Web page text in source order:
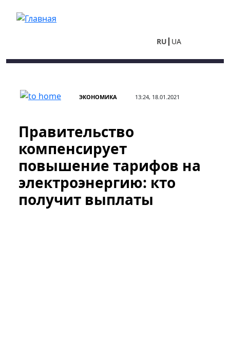
RU UA
ЭКОНОМИКА 13:24, 18.01.2021
Правительство
компенсирует
повышение тарифов на
электроэнергию: кто
получит выплаты